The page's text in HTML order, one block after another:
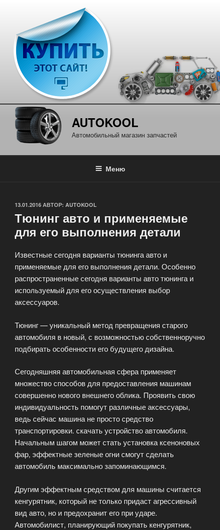
содержимому
AUTOKOOL
Автомобильный магазин запчастей
Меню
ОПУБЛИКОВАНО
13.01.2016 АВТОР: AUTOKOOL
Тюнинг авто и применяемые
для его выполнения детали
Известные сегодня варианты тюнинга авто и
применяемые для его выполнения детали. Особенно
распространенные сегодня варианты авто тюнинга и
используемый для его осуществления выбор
аксессуаров.
Тюнинг — уникальный метод превращения старого
автомобиля в новый, с возможностью собственноручно
подбирать особенности его будущего дизайна.
Сегодняшняя автомобильная сфера применяет
множество способов для предоставления машинам
совершенно нового внешнего облика. Проявить свою
индивидуальность помогут различные аксессуары,
ведь сейчас машина не просто средство
транспортировки. скачать устройство автомобиля.
Начальным шагом может стать установка ксеноновых
фар, эффектные зеленые огни смогут сделать
автомобиль максимально запоминающимся.
Другим эффектным средством для машины считается
кенгурятник, который не только придаст агрессивный
вид авто, но и предохранит его при ударе.
Автомобилист, планирующий покупать кенгурятник,